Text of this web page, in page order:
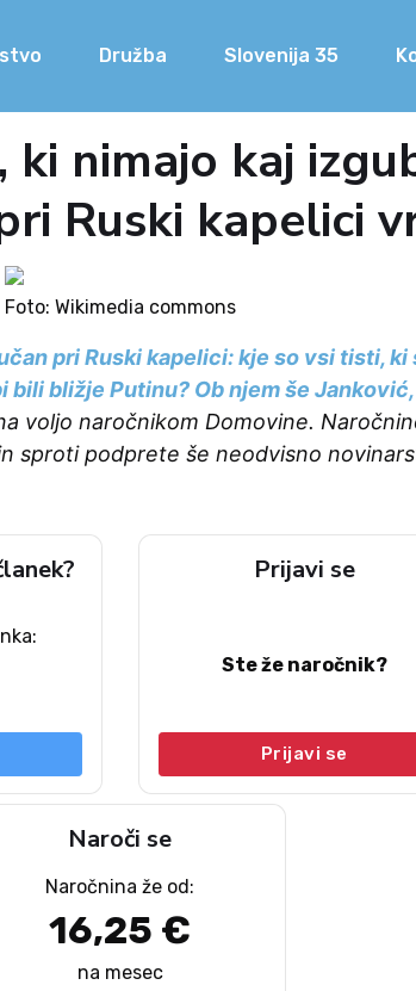
Družba Slovenija 35
ki nimajo kaj
Ruski kapelici
Foto: Wikimedia commons
pri Ruski kapelici: kje so vsi tisti, ki
bili bližje Putinu? Ob njem še Janković,
voljo naročnikom Domovine.
sproti podprete še neodvisno
Prijavi se
Ste že naročnik?
Prijavi se
Naroči se
Naročnina že od:
16,25 €
na mesec